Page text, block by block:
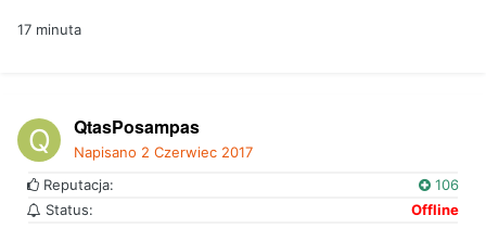
17 minuta
QtasPosampas
Napisano 2 Czerwiec 2017
Reputacja:
106
Status:
Offline